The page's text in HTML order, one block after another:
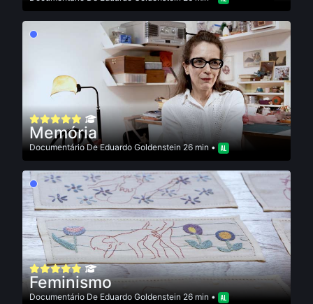
Memória
DocumentárioDeEduardo Goldenstein26 min •
Feminismo
DocumentárioDeEduardo Goldenstein26 min •